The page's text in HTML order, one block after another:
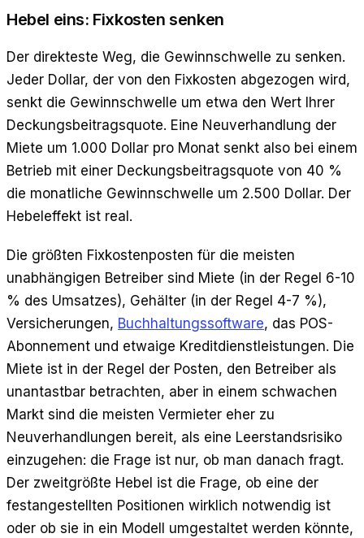
Hebel eins: Fixkosten senken
Der direkteste Weg, die Gewinnschwelle zu senken.
Jeder Dollar, der von den Fixkosten abgezogen wird,
senkt die Gewinnschwelle um etwa den Wert Ihrer
Deckungsbeitragsquote. Eine Neuverhandlung der
Miete um 1.000 Dollar pro Monat senkt also bei einem
Betrieb mit einer Deckungsbeitragsquote von 40 %
die monatliche Gewinnschwelle um 2.500 Dollar. Der
Hebeleffekt ist real.
Die größten Fixkostenposten für die meisten
unabhängigen Betreiber sind Miete (in der Regel 6-10
% des Umsatzes), Gehälter (in der Regel 4-7 %),
Versicherungen, Buchhaltungssoftware, das POS-
Abonnement und etwaige Kreditdienstleistungen. Die
Miete ist in der Regel der Posten, den Betreiber als
unantastbar betrachten, aber in einem schwachen
Markt sind die meisten Vermieter eher zu
Neuverhandlungen bereit, als eine Leerstandsrisiko
einzugehen: die Frage ist nur, ob man danach fragt.
Der zweitgrößte Hebel ist die Frage, ob eine der
festangestellten Positionen wirklich notwendig ist
oder ob sie in ein Modell umgestaltet werden könnte,